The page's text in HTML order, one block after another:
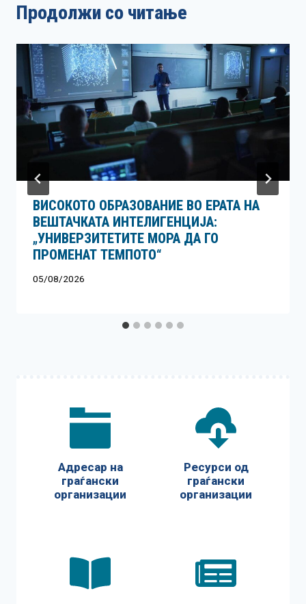
Продолжи со читање
ВИСОКОТО ОБРАЗОВАНИЕ ВО ЕРАТА НА
ВЕШТАЧКАТА ИНТЕЛИГЕНЦИЈА:
„УНИВЕРЗИТЕТИТЕ МОРА ДА ГО
ПРОМЕНАТ ТЕМПОТО“
05/08/2026
Адресар на
граѓански
организации
Ресурси од
граѓански
организации